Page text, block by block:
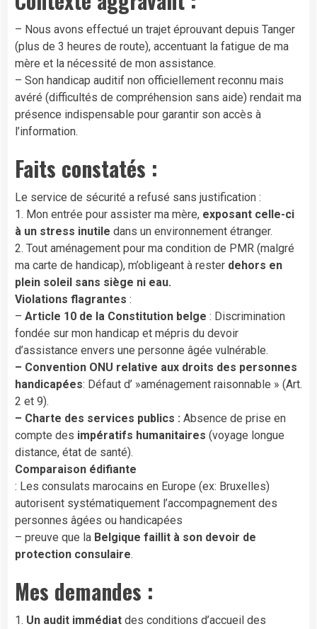
– Nous avons effectué un trajet éprouvant depuis Tanger
(plus de 3 heures de route), accentuant la fatigue de ma
mère et la nécessité de mon assistance.
– Son handicap auditif non officiellement reconnu mais
avéré (difficultés de compréhension sans aide) rendait ma
présence indispensable pour garantir son accès à
l’information.
Faits constatés :
Le service de sécurité a refusé sans justification :
1. Mon entrée pour assister ma mère, exposant celle-ci
à un stress inutile dans un environnement étranger.
2. Tout aménagement pour ma condition de PMR (malgré
ma carte de handicap), m’obligeant à rester dehors en
plein soleil sans siège ni eau.
Violations flagrantes :
– Article 10 de la Constitution belge : Discrimination
fondée sur mon handicap et mépris du devoir
d’assistance envers une personne âgée vulnérable.
– Convention ONU relative aux droits des personnes
handicapées: Défaut d’ »aménagement raisonnable » (Art.
2 et 9).
– Charte des services publics : Absence de prise en
compte des impératifs humanitaires (voyage longue
distance, état de santé).
Comparaison édifiante
: Les consulats marocains en Europe (ex: Bruxelles)
autorisent systématiquement l’accompagnement des
personnes âgées ou handicapées
– preuve que la Belgique faillit à son devoir de
protection consulaire.
Mes demandes :
1. Un audit immédiat des conditions d’accueil des